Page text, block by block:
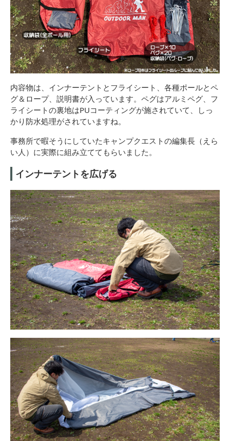
内容物は、インナーテントとフライシート、各種ポールとペ
グ＆ロープ、説明書が入っています。ペグはアルミペグ、フ
ライシートの裏地はPUコーティングが施されていて、しっ
かり防水処理がされていますね。
事務所で暇そうにしていたキャンプクエストの編集長（えら
い人）に実際に組み立ててもらいました。
インナーテントを広げる